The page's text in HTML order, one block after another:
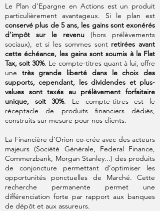
Le Plan d’Epargne en Actions est un produit
particulièrement avantageux. Si le plan est
conservé plus de 5 ans, les gains sont exonérés
d’impôt sur le revenu (hors prélèvements
sociaux), et si les sommes sont retirées avant
cette échéance, les gains sont soumis à la Flat
Tax, soit 30%. Le compte-titres quant à lui, offre
une très grande liberté dans le choix des
supports, cependant, les dividendes et plus-
values sont taxés au prélèvement forfaitaire
unique, soit 30%. Le compte-titres est le
réceptacle de produits financiers dédiés,
construits sur mesure pour nos clients.
La Financière d’Orion co-crée avec des acteurs
majeurs (Société Générale, Federal Finance,
Commerzbank, Morgan Stanley...) des produits
de conjoncture permettant d’optimiser les
opportunités ponctuelles de Marché. Cette
recherche permanente permet une
différenciation forte par rapport aux banques
de dépôt et aux assureurs.